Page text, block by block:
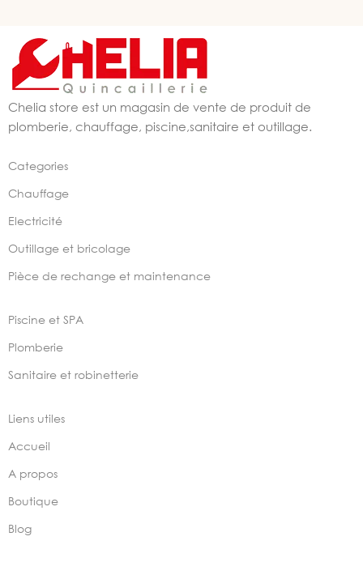
Chelia store est un magasin de vente de produit de
plomberie, chauffage, piscine,sanitaire et outillage.
Categories
Chauffage
Electricité
Outillage et bricolage
Pièce de rechange et maintenance
Piscine et SPA
Plomberie
Sanitaire et robinetterie
Liens utiles
Accueil
A propos
Boutique
Blog